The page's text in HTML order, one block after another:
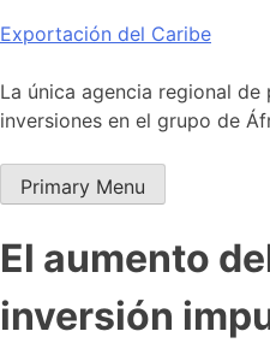
Skip
content
Exportación del Caribe
La única agencia regional
inversiones en el grupo de
Primary Menu
El aumento
inversión